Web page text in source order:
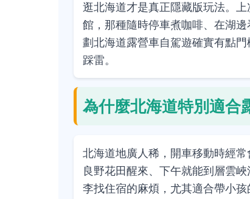
逛北海道才是真正隱藏版玩法。
館，那種隨時停車煮咖啡、在湖
劃北海道露營車自駕遊確實有點
踩雷。
為什麼北海道特別適合
北海道地廣人稀，開車移動時經
良野花田醒來、下午就能到層雲
李找住宿的麻煩，尤其適合帶小